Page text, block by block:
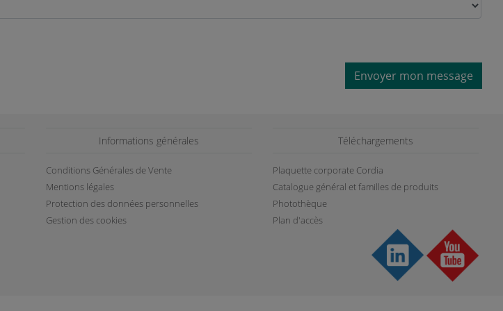
Envoyer mon message
Informations générales
Conditions Générales de Vente
Mentions légales
Protection des données personnelles
Gestion des cookies
Téléchargements
Plaquette corporate Cordia
Catalogue général et familles de produits
Photothèque
Plan d'accès